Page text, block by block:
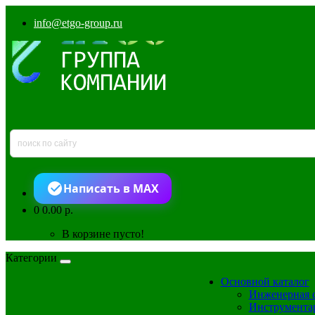
info@etgo-group.ru
Написать в MAX
00.00 р.
В корзине пусто!
Категории
Основной каталог
Инженерная